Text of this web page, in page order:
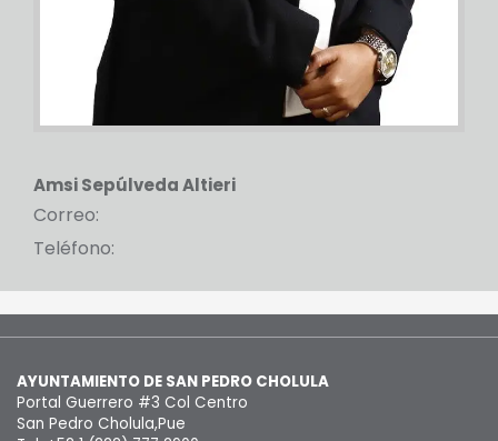
Amsi Sepúlveda Altieri
Correo:
Teléfono:
AYUNTAMIENTO DE SAN PEDRO CHOLULA
Portal Guerrero #3 Col Centro
San Pedro Cholula,Pue